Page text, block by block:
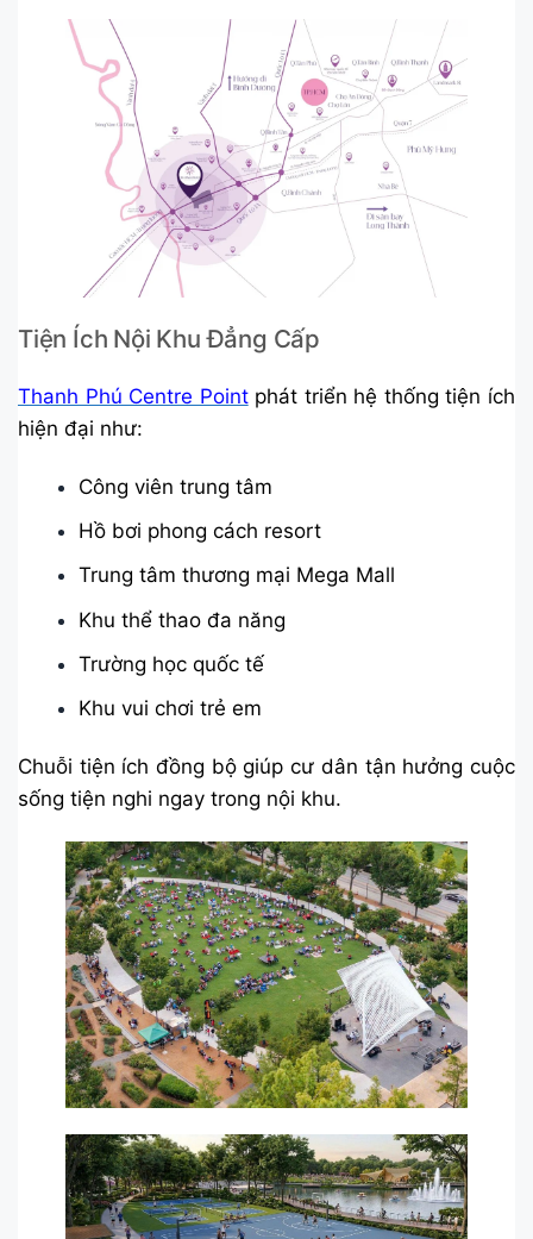
Tiện Ích Nội Khu Đẳng Cấp
Thanh Phú Centre Pointphát triển hệ thống tiện ích
hiện đại như:
Công viên trung tâm
Hồ bơi phong cách resort
Trung tâm thương mại Mega Mall
Khu thể thao đa năng
Trường học quốc tế
Khu vui chơi trẻ em
Chuỗi tiện ích đồng bộ giúp cư dân tận hưởng cuộc
sống tiện nghi ngay trong nội khu.